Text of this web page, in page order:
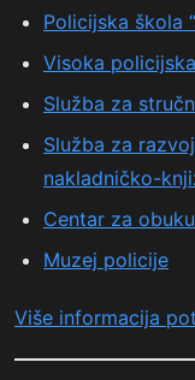
Policijska škola
Visoka
Služba za
Služba za
nakladničko-
Centar za
Muzej policije
Više informacija